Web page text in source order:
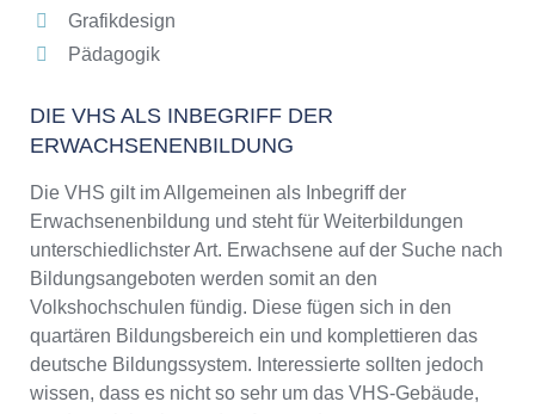
Grafikdesign
Pädagogik
DIE VHS ALS INBEGRIFF DER
ERWACHSENENBILDUNG
Die VHS gilt im Allgemeinen als Inbegriff der
Erwachsenenbildung und steht für Weiterbildungen
unterschiedlichster Art. Erwachsene auf der Suche nach
Bildungsangeboten werden somit an den
Volkshochschulen fündig. Diese fügen sich in den
quartären Bildungsbereich ein und komplettieren das
deutsche Bildungssystem. Interessierte sollten jedoch
wissen, dass es nicht so sehr um das VHS-Gebäude,